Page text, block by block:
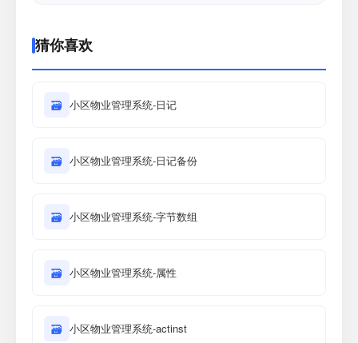
猜你喜欢
🗃 小区物业管理系统-日记
🗃 小区物业管理系统-日记备份
🗃 小区物业管理系统-字节数组
🗃 小区物业管理系统-属性
🗃 小区物业管理系统-actinst